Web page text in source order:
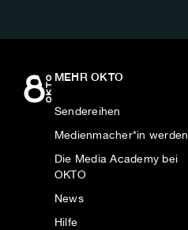
MEHR OKTO
Sendereihen
Medienmacher*in werden
Die Media Academy bei
OKTO
News
Hilfe